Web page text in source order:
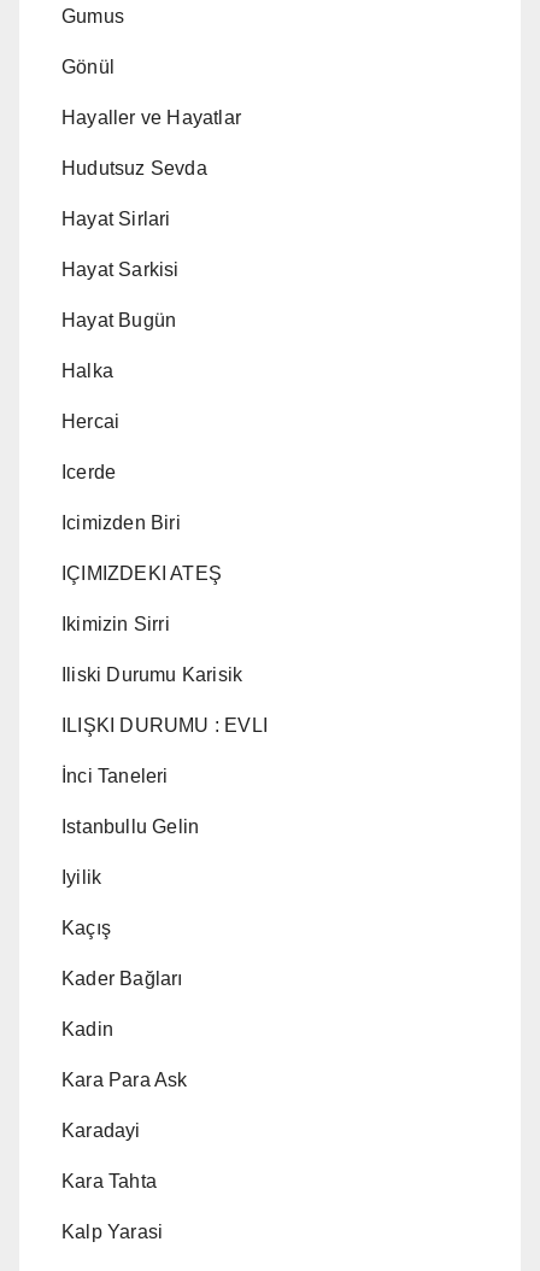
Gumus
Gönül
Hayaller ve Hayatlar
Hudutsuz Sevda
Hayat Sirlari
Hayat Sarkisi
Hayat Bugün
Halka
Hercai
Icerde
Icimizden Biri
IÇIMIZDEKI ATEŞ
Ikimizin Sirri
Iliski Durumu Karisik
ILIŞKI DURUMU : EVLI
İnci Taneleri
Istanbullu Gelin
Iyilik
Kaçış
Kader Bağları
Kadin
Kara Para Ask
Karadayi
Kara Tahta
Kalp Yarasi